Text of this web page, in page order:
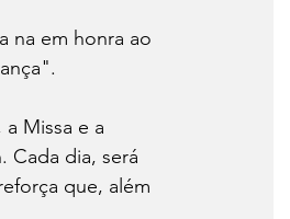
na em honra ao
Missa e a
Cada dia, será
que, além